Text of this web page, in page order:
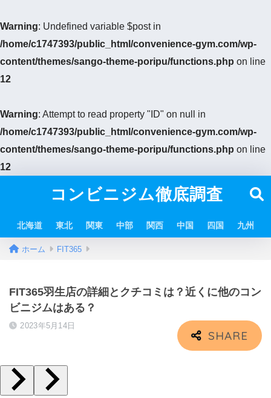
Warning: Undefined variable $post in
/home/c1747393/public_html/convenience-gym.com/wp-
content/themes/sango-theme-poripu/functions.php on line
12
Warning: Attempt to read property "ID" on null in
/home/c1747393/public_html/convenience-gym.com/wp-
content/themes/sango-theme-poripu/functions.php on line
12
コンビニジム徹底調査
北海道 東北 関東 中部 関西 中国 四国 九州
ホーム FIT365
FIT365羽生店の詳細とクチコミは？近くに他のコン
ビニジムはある？
2023年5月14日